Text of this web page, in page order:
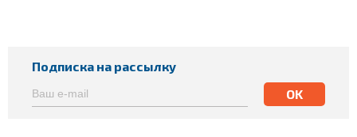
Подписка на рассылку